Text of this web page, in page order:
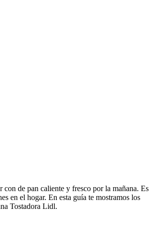
de pan caliente y fresco por la mañana. Es
en el hogar. En esta guía te mostramos los
Tostadora Lidl.